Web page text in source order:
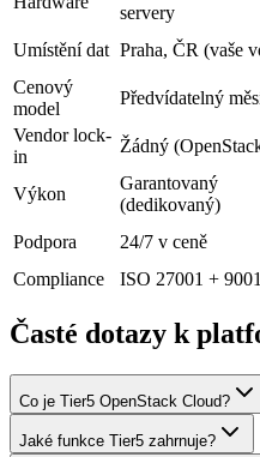
servery
Umístění dat Praha, ČR (vaše
Cenový
model
Předvídatelný
Vendor lock-
in
Žádný
Výkon
Garantovaný
(dedikovaný)
Podpora 24/7 v ceně
Compliance
ISO 27001 + 9001
Časté dotazy k
Co je Tier5 OpenStack Cloud?
Jaké funkce Tier5 zahrnuje?